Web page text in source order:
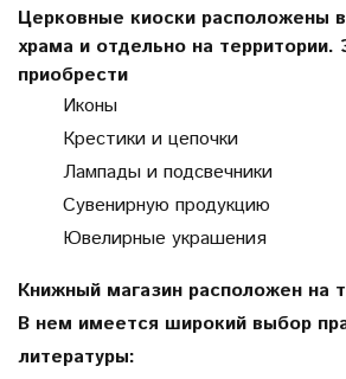
Церковные киоски расположены
храма и отдельно на
приобрести
Иконы
Крестики и цепочки
Лампады и подсвечники
Сувенирную продукцию
Ювелирные украшения
Книжный магазин расположен на
В нем имеется широкий выбор
литературы: